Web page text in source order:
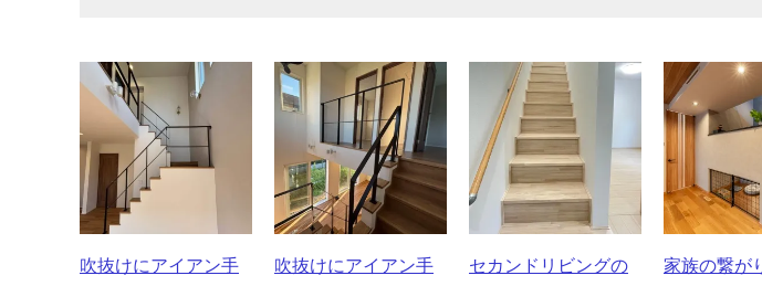
吹抜けにアイアン手
吹抜けにアイアン手
セカンドリビングの
家族の繋が